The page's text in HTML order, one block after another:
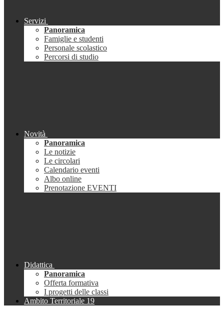
Servizi
Panoramica
Famiglie e studenti
Personale scolastico
Percorsi di studio
Novità
Panoramica
Le notizie
Le circolari
Calendario eventi
Albo online
Prenotazione EVENTI
Didattica
Panoramica
Offerta formativa
I progetti delle classi
Ambito Territoriale 19